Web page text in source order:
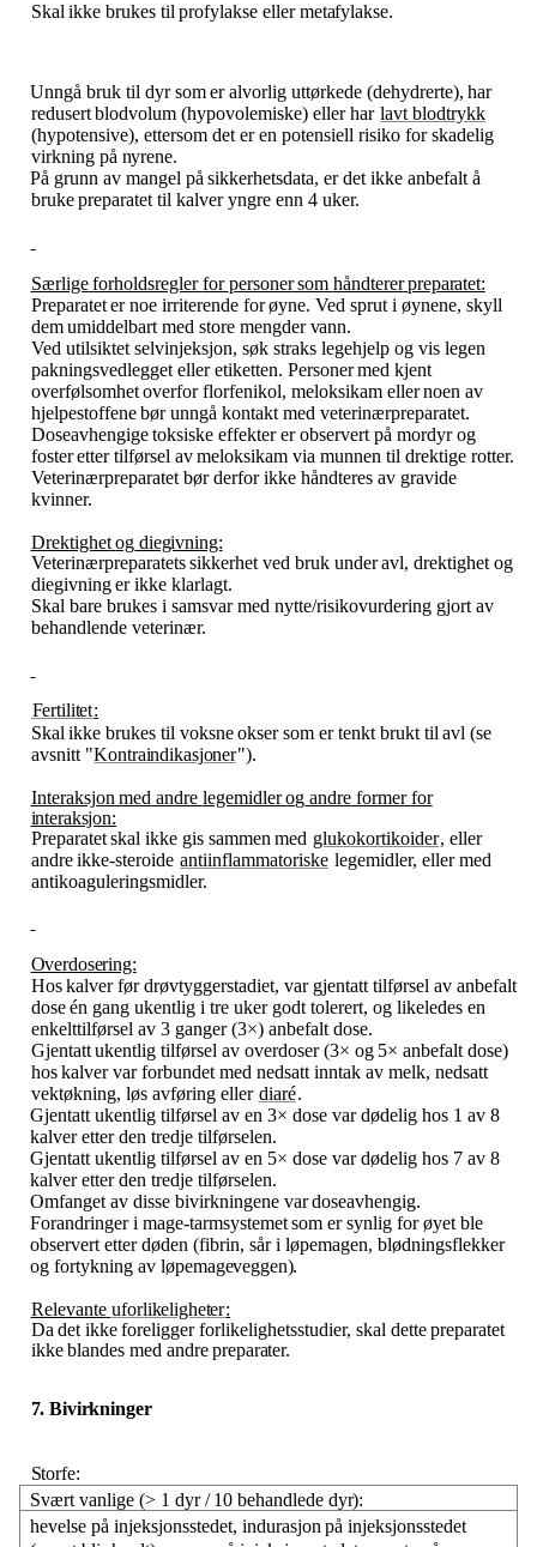
Skal ikke brukes til profylakse eller metafylakse.
Unngå bruk til dyr som er alvorlig uttørkede (dehydrerte), har
redusert blodvolum (hypovolemiske) eller har lavt blodtrykk
(hypotensive), ettersom det er en potensiell risiko for skadelig
virkning på nyrene.
På grunn av mangel på sikkerhetsdata, er det ikke anbefalt å
bruke preparatet til kalver yngre enn 4 uker.
Særlige forholdsregler for personer som håndterer preparatet:
Preparatet er noe irriterende for øyne.Ved sprut i øynene, skyll
dem umiddelbart med store mengdervann.
Ved utilsiktet selvinjeksjon, søk straks legehjelp og vis legen
pakningsvedlegget eller etiketten. Personer med kjent
overfølsomhet overfor florfenikol, meloksikam eller noen av
hjelpestoffene bør unngå kontakt med veterinærpreparatet.
Doseavhengige toksiske effekter er observert på mordyr og
foster etter tilførsel av meloksikam via munnen til drektige rotter.
Veterinærpreparatet bør derfor ikke håndteres av gravide
kvinner.
Drektighet og diegivning:
Veterinærpreparatets sikkerhet ved bruk under avl, drektighet og
diegivning er ikke klarlagt.
Skal bare brukes i samsvar med nytte​/​risikovurdering gjort av
behandlende veterinær.
Fertilitet:
Skal ikke brukes til voksne okser som er tenkt brukt til avl (se
avsnitt "Kontraindikasjoner").
Interaksjon med andre legemidler og andre former for
interaksjon:
Preparatet skal ikke gis sammen med glukokortikoider, eller
andre ikke-steroide antiinflammatoriske legemidler, eller med
antikoaguleringsmidler.
Overdosering:
Hos kalver før drøvtyggerstadiet, var gjentatt tilførsel av anbefalt
dose én gang ukentlig i tre uker godt tolerert, og likeledes en
enkelttilførsel av 3 ganger (3×) anbefalt dose.
Gjentatt ukentlig tilførsel av overdoser (3× og 5× anbefalt dose)
hos kalver var forbundet med nedsatt inntak av melk, nedsatt
vektøkning, løs avføring eller diaré.
Gjentatt ukentlig tilførsel av en 3× dose var dødelig hos 1 av 8
kalver etter den tredje tilførselen.
Gjentatt ukentlig tilførsel av en 5× dose var dødelig hos 7 av 8
kalver etter den tredje tilførselen.
Omfanget av disse bivirkningene var doseavhengig.
Forandringer i mage-tarmsystemet som er synlig for øyet ble
observert etter døden (fibrin, sår i løpemagen, blødningsflekker
og fortykning avløpemageveggen).
Relevante uforlikeligheter:
Da det ikke foreligger forlikelighetsstudier, skal dette preparatet
ikke blandes med andre preparater.
7. Bivirkninger
Storfe:
Svært vanlige (> 1 dyr / 10 behandlede dyr):
hevelse på injeksjonsstedet, indurasjon på injeksjonsstedet